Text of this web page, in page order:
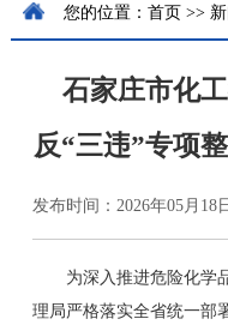
您的位置：首页 >>
石家庄市化
反“三违”专项
发布时间：2026年05月18
为深入推进危险化学
理局严格落实全省统一部